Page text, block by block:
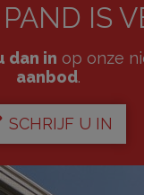
IS
dan in op onze
aanbod.
SCHRIJF U IN